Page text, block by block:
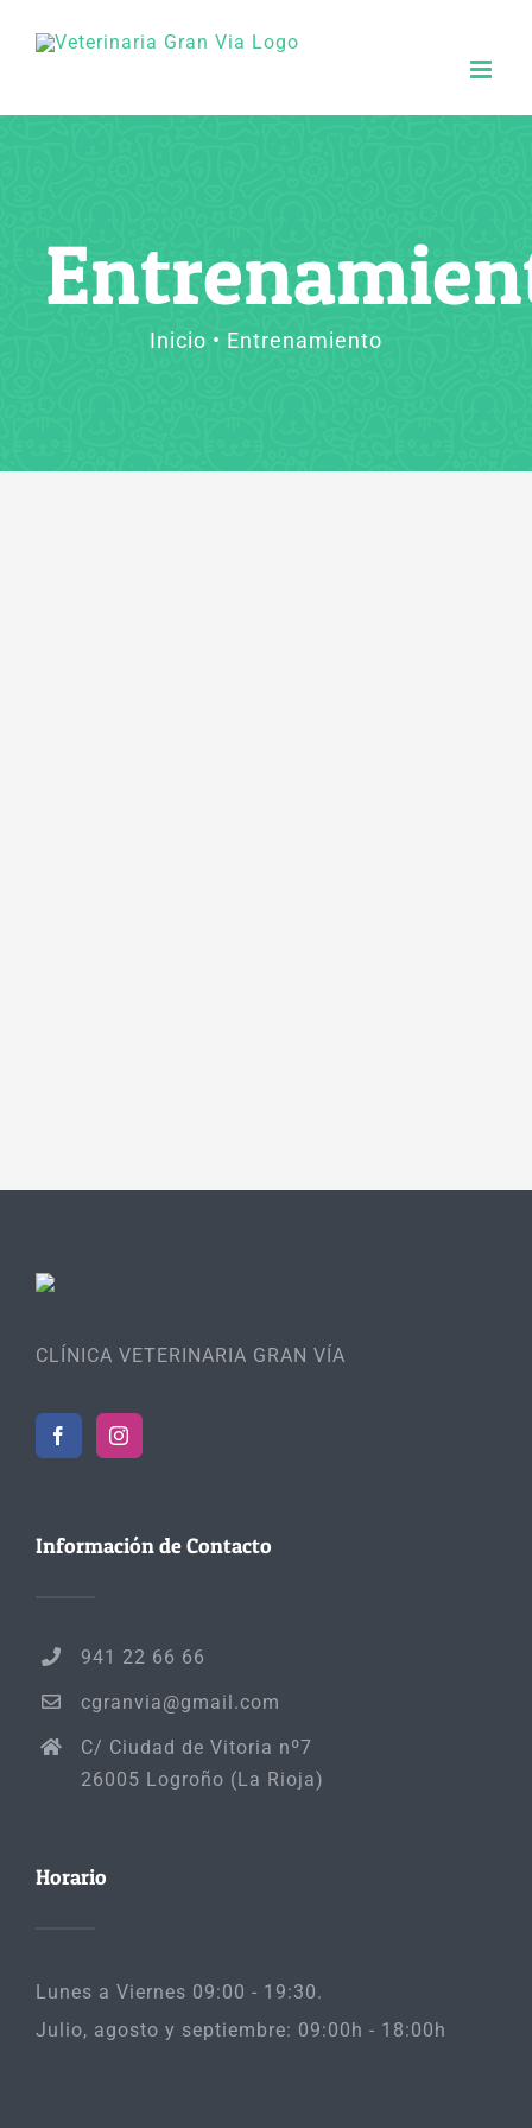
Inicio Entrenamiento
CLÍNICA VETERINARIA GRAN VÍA
Información de Contacto
941 22 66 66
cgranvia@gmail.com
C/ Ciudad de Vitoria nº7
26005 Logroño (La Rioja)
Horario
Lunes a Viernes 09:00 - 19:30.
Julio, agosto y septiembre: 09:00h - 18:00h